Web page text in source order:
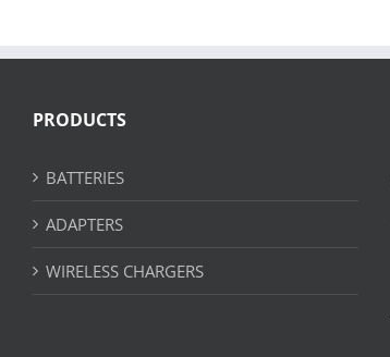
PRODUCTS
BATTERIES
ADAPTERS
WIRELESS CHARGERS